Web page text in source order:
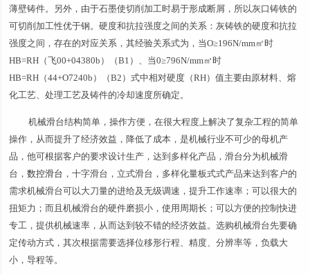
薄壁铸件。另外，由于石墨使切削加工时易于形成断屑，所以灰口铸铁的
可切削加工性优于钢。硬度和抗拉强度之间的关系：灰铸铁的硬度和抗拉
强度之间，存在的对应关系，其经验关系式为，当O≥196N/mm㎡时
HB=RH（飞00+04380b）（B1）、当0≥796N/mm㎡时
HB=RH（44+O7240b）（B2）式中相对硬度（RH）值主要由原材料、熔
化工艺、处理工艺及铸件的冷却速度所确定。
机械滑台结构简单，操作方便，在很大程度上解决了复杂工程的简单
操作，从而提升了经济效益，降低了成本，是机械行业不可少的母机产
品，他可根据客户的要求设计生产，达到多样化产品，滑台分为机械滑
台，数控滑台 ，十字滑台，立式滑台，多样化量板式式产品来达到客户的
需求机械滑台可以大刀量的进给及无级调速，提升工作速率；可以很大的
扭矩力；而且机械滑台的硬件磨损小，使用周期长；可以方便的控制快进
专工，提供机械速率，从而达到较不错的经济效益。选购机械滑台先要确
定传动方式，其次根据需要选择位移形行程、精度、分辨率等，负载大
小，导程等。